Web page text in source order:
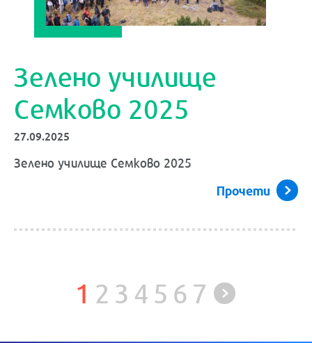
Зелено училище
Семково 2025
27.09.2025
Зелено училище Семково 2025
Прочети
1 234567